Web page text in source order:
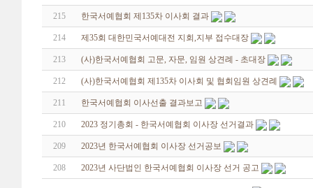
215 한국서예협회 제135차 이사회 결과
214 제35회 대한민국서예대전 지회,지부 접수대장
213 (사)한국서예협회 고문, 자문, 임원 상견례 - 초대장
212 (사)한국서예협회 제135차 이사회 및 협회임원 상견례
211 한국서예협회 이사선출 결과보고
210 2023 정기총회 - 한국서예협회 이사장 선거결과
209 2023년 한국서예협회 이사장 선거공보
208 2023년 사단법인 한국서예협회 이사장 선거 공고